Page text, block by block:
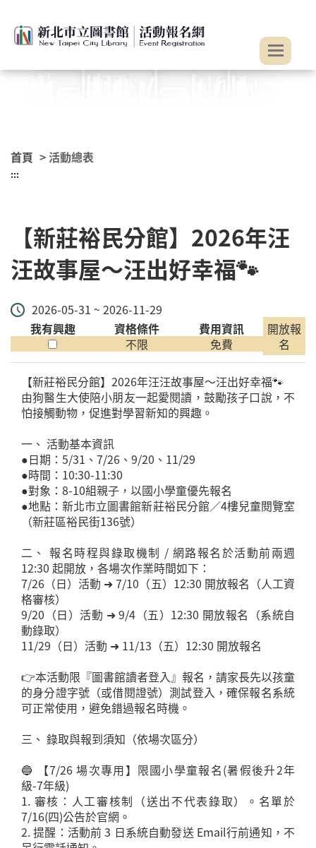
首頁 > 活動總表
:::
【新莊裕民分館】2026年汪
汪故事屋～汪出好幸福🐾
2026-05-31 ~ 2026-11-29
我有興趣
資格條件
不限
費用資訊
免費
開放報
名
【新莊裕民分館】2026年汪汪故事屋～汪出好幸福🐾
由狗醫生大使陪小朋友一起愛閱讀，鼓勵孩子口說，不
怕接觸動物，促進對學習新知的興趣。
一、 活動基本資訊
●日期：5/31、7/26、9/20、11/29
●時間：10:30-11:30
●對象：8-10組親子，以國小學童優先報名
●地點：新北市立圖書館新莊裕民分館／4樓兒童閱覽室
（新莊區裕民街136號）
二、 報名時程與錄取機制 / 網路報名於活動前兩週
12:30 起開放，各場次作業時間如下：
7/26（日）活動 ➜ 7/10（五）12:30 開放報名（人工資
格審核）
9/20（日）活動 ➜ 9/4（五）12:30 開放報名（系統自
動錄取）
11/29（日）活動 ➜ 11/13（五）12:30 開放報名
👉本活動限『圖書館讀者登入』報名，請家長先以孩童
的身分證字號（或借閱證號）測試登入，確保報名系統
可正常使用，避免錯過報名時機。
三、 錄取與報到須知（依場次區分）
🔵 【7/26 場次專用】限國小學童報名(暑假後升2年
級-7年級)
1. 審核：人工審核制（送出不代表錄取）。名單於
7/16(四)公告於官網。
2. 提醒：活動前 3 日系統自動發送 Email行前通知，不